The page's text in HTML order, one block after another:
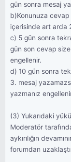
gün sonra mesaj
b)Konunuza
içerisinde art arda
c) 5 gün sonra
gün son cevap size
engellenir.
d) 10 gün sonra
3. mesaj
yazmanız
(3) Yukarıdaki
Moderatör
aykırılığın
forumdan